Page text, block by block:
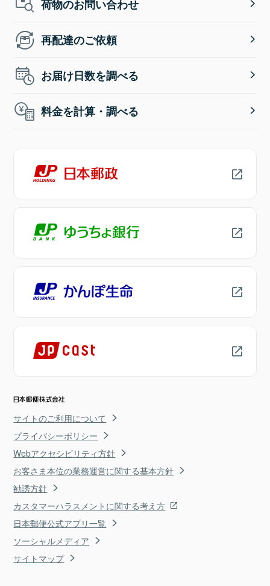
荷物のお問い合わせ
再配達のご依頼
お届け日数を調べる
料金を計算・調べる
サイトのご利用について
プライバシーポリシー
Webアクセシビリティ方針
お客さま本位の業務運営に関する基本方針
勧誘方針
カスタマーハラスメントに関する考え方
日本郵便公式アプリ一覧
ソーシャルメディア
サイトマップ